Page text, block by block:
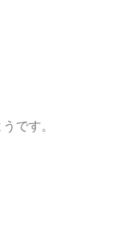
です。